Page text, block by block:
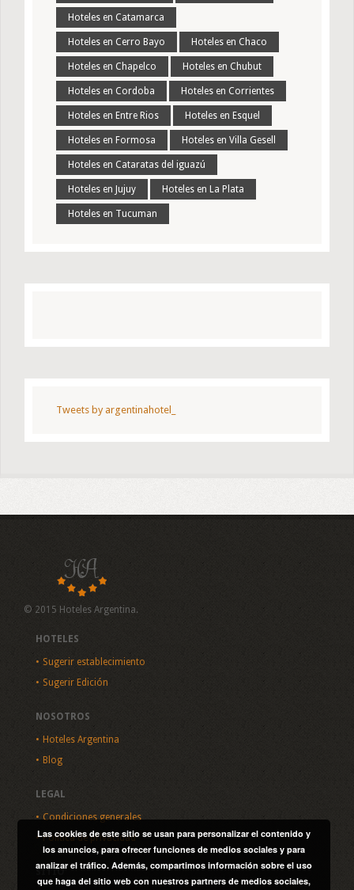
Hoteles en Catamarca
Hoteles en Cerro Bayo Hoteles en Chaco
Hoteles en Chapelco Hoteles en Chubut
Hoteles en Cordoba Hoteles en Corrientes
Hoteles en Entre Rios Hoteles en Esquel
Hoteles en Formosa Hoteles en Villa Gesell
Hoteles en Cataratas del iguazú
Hoteles en Jujuy Hoteles en La Plata
Hoteles en Tucuman
Tweets by argentinahotel_
© 2015 Hoteles Argentina.
HOTELES
Sugerir establecimiento
Sugerir Edición
NOSOTROS
Hoteles Argentina
Blog
LEGAL
Condiciones generales
Política de privacidad
SITIO
Las cookies de este sitio se usan para personalizar el contenido y
los anuncios, para ofrecer funciones de medios sociales y para
analizar el tráfico. Además, compartimos información sobre el uso
que haga del sitio web con nuestros partners de medios sociales,